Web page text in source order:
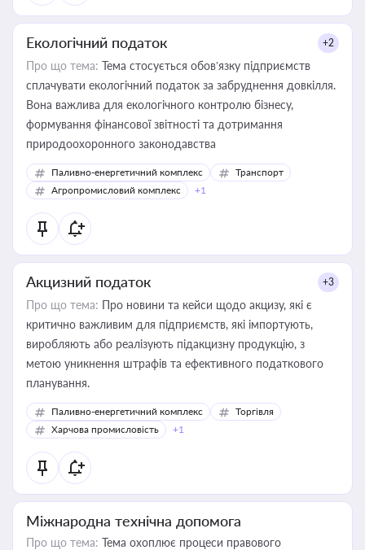
Екологічний податок +2
Про що тема: Тема стосується обов’язку підприємств
сплачувати екологічний податок за забруднення довкілля.
Вона важлива для екологічного контролю бізнесу,
формування фінансової звітності та дотримання
природоохоронного законодавства
Паливно-енергетичний комплекс
Транспорт
Агропромисловий комплекс
+1
Акцизний податок +3
Про що тема: Про новини та кейси щодо акцизу, які є
критично важливим для підприємств, які імпортують,
виробляють або реалізують підакцизну продукцію, з
метою уникнення штрафів та ефективного податкового
планування.
Паливно-енергетичний комплекс
Торгівля
Харчова промисловість
+1
Міжнародна технічна допомога
Про що тема: Тема охоплює процеси правового